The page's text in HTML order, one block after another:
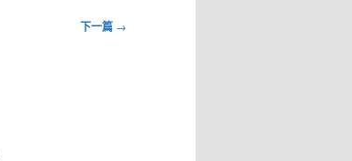
下一篇 →